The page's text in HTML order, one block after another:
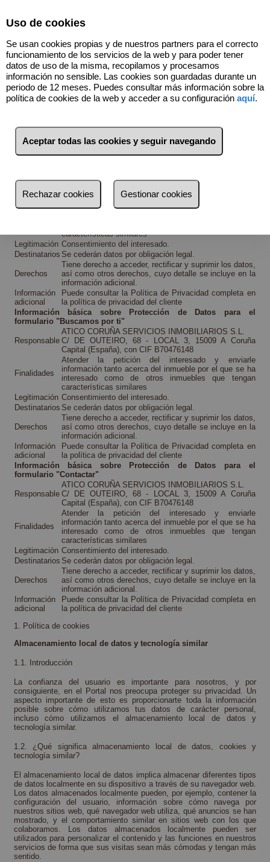
Aviso legal
Información básica sobre Protección de Datos para el
ATICO CORUÑA SERVICIOS INMOBILIARIOS S.L.
Capital (España), con CIF B70476148
Atender la petición del interesado y enviarle
características similares
Legitimación Consentimiento del interesado.
Destinatarios Se cederán datos por obligación legal.
Derechos
Tiene derecho a acceder, rectificar y suprimir los datos,
así como otros derechos, cuyo detalle se incluye en la
información adicional.
Información
adicional
Puede consultar la Política de Privacidad completa en
la política de privacidad del cliente
Información básica sobre Protección de Datos para el
formulario "Buscamos por ti"
Responsable
ATICO CORUÑA SERVICIOS INMOBILIARIOS S.L.
C/ DE OUTEIRO, 68 - LOCAL 3, 15009 A Coruña
Capital (España), con CIF B70476148
Finalidades
Atender la petición del interesado y enviarle
información tanto acerca del inmueble por el que se ha
interesado como de otros inmuebles que tengan
características similares
Legitimación Consentimiento del interesado.
Destinatarios Se cederán datos por obligación legal.
Derechos
Tiene derecho a acceder, rectificar y suprimir los datos,
así como otros derechos, cuyo detalle se incluye en la
información adicional.
Información
adicional
Puede consultar la Política de Privacidad completa en
la política de privacidad del cliente
Información básica sobre Protección de Datos para el
formulario "Contactar"
Responsable
ATICO CORUÑA SERVICIOS INMOBILIARIOS S.L.
C/ DE OUTEIRO, 68 - LOCAL 3, 15009 A Coruña
Capital (España), con CIF B70476148
Finalidades
Atender la petición del interesado y enviarle
información tanto acerca del inmueble por el que se ha
interesado como de otros inmuebles que tengan
características similares
Legitimación Consentimiento del interesado.
Destinatarios Se cederán datos por obligación legal.
Derechos
Tiene derecho a acceder, rectificar y suprimir los datos,
así como otros derechos, cuyo detalle se incluye en la
información adicional.
Información
adicional
Puede consultar la Política de Privacidad completa en
la política de privacidad del cliente
1. Política de cookies
Almacenamiento local de datos y tecnología similar
1.1. Introducción
La confianza del usuario es importante para nosotros, y por
consiguiente, en el Portal nos preocupa proteger su privacidad. Un
aspecto importante de esto es proporcionarte toda la información
posible sobre cómo utilizamos tus datos de carácter personal,
incluso cómo utilizamos el almacenamiento local de datos y
tecnología similar.
1.2. ¿Qué significa almacenamiento local de datos, cookies y
tecnología similar?
El almacenamiento local de datos implica almacenar diferentes tipos
de datos localmente en su dispositivo a través de su navegador web.
Los datos almacenados localmente pueden, por ejemplo, contener la
configuración del usuario, información sobre cómo navega por
nuestros sitios web, qué navegador web utiliza, qué anuncios se han
mostrado, y el comportamiento similar en sitios web con los que
colaboramos. Los datos almacenados localmente pueden ser
utilizados para personalizar el contenido y las funciones en nuestros
servicios de forma que sus visitas sean más cómodas y tengan más
sentido.
Uso de cookies
Se usan cookies propias y de nuestros partners para el correcto
funcionamiento de los servicios de la web y para poder tener
datos de uso de la misma, recopilamos y procesamos
información no sensible. Las cookies son guardadas durante un
periodo de 12 meses. Puedes consultar más información sobre la
política de cookies de la web y acceder a su configuración aquí.
Aceptar todas las cookies y seguir navegando
Rechazar cookies Gestionar cookies